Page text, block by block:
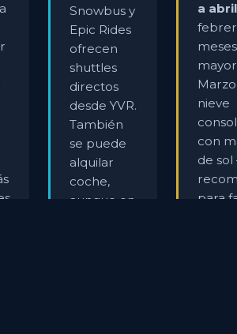
Snowbus y
Epic Rides
ofrecen
shuttles
directos
desde YVR.
También
se puede
alquilar
coche,
aunque en
a abril
nieve
con
de
para